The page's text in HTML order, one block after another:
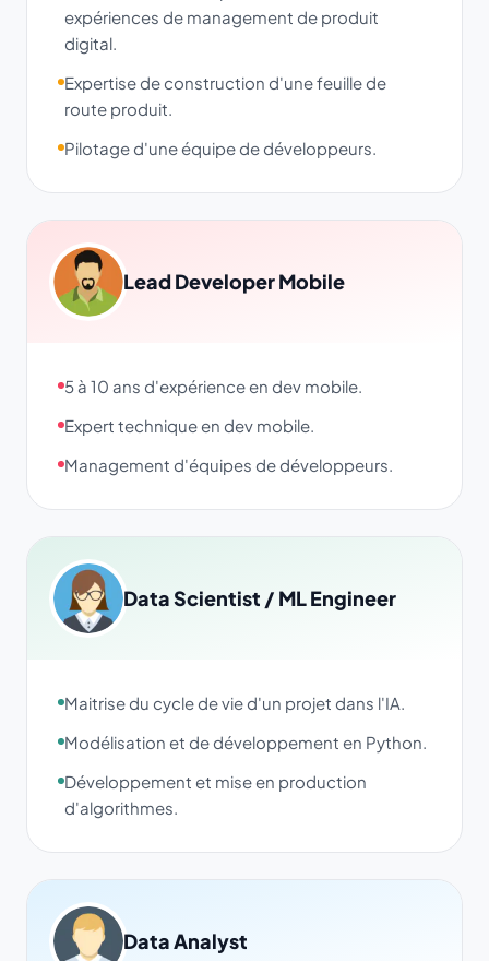
expériences de management de produit
digital.
Expertise de construction d'une feuille de
route produit.
Pilotage d'une équipe de développeurs.
Lead Developer Mobile
5 à 10 ans d'expérience en dev mobile.
Expert technique en dev mobile.
Management d'équipes de développeurs.
Data Scientist / ML Engineer
Maitrise du cycle de vie d'un projet dans l'IA.
Modélisation et de développement en Python.
Développement et mise en production
d'algorithmes.
Data Analyst